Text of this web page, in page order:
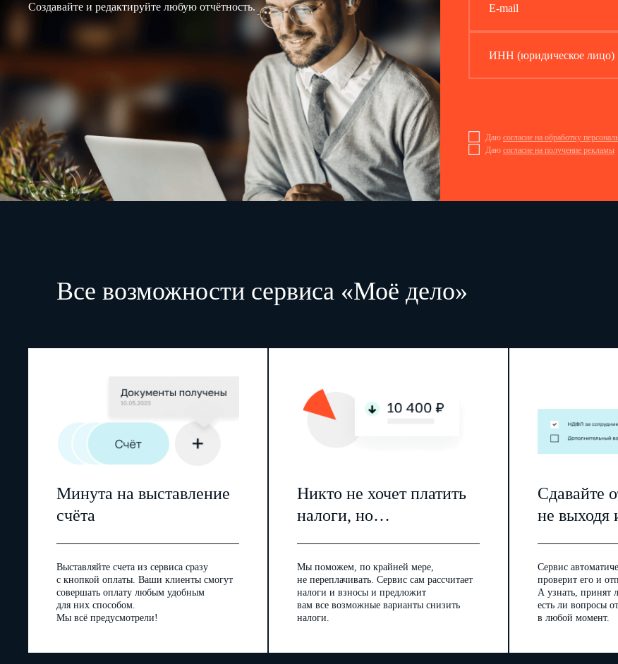
Создавайте и редактируйте любую отчётность.
E-mail
ИНН (юридическое лицо)
Даю согласие на обработку
Даю согласие на получение рекламы
Все возможности сервиса «Моё дело»
Минута на выставление
счёта
Выставляйте счета из сервиса сразу
с кнопкой оплаты. Ваши клиенты смогут
совершать оплату любым удобным
для них способом.
Мы всё предусмотрели!
Никто не хочет платить
налоги, но…
Мы поможем, по крайней мере,
не переплачивать. Сервис сам рассчитает
налоги и взносы и предложит
вам все возможные варианты снизить
налоги.
Сдавайте
не выходя
Сервис
проверит его и
А узнать, принят
есть ли вопросы
в любой момент.